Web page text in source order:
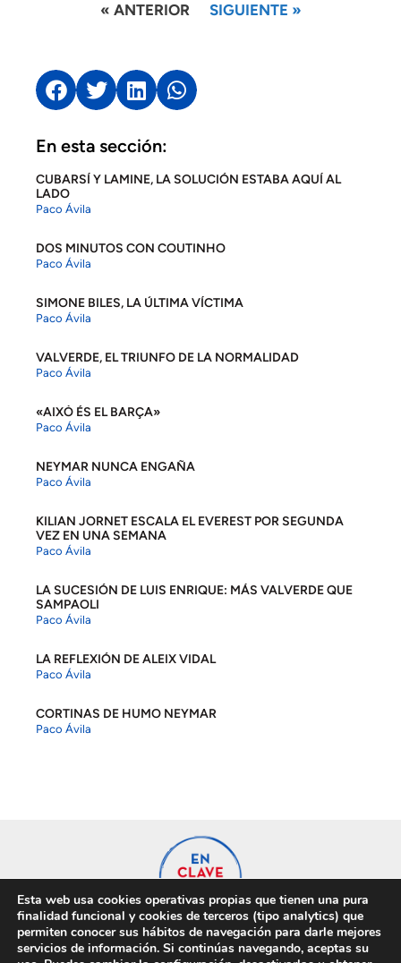
« ANTERIOR SIGUIENTE »
En esta sección:
CUBARSÍ Y LAMINE, LA SOLUCIÓN ESTABA AQUÍ AL
LADO
Paco Ávila
DOS MINUTOS CON COUTINHO
Paco Ávila
SIMONE BILES, LA ÚLTIMA VÍCTIMA
Paco Ávila
VALVERDE, EL TRIUNFO DE LA NORMALIDAD
Paco Ávila
«AIXÒ ÉS EL BARÇA»
Paco Ávila
NEYMAR NUNCA ENGAÑA
Paco Ávila
KILIAN JORNET ESCALA EL EVEREST POR SEGUNDA
VEZ EN UNA SEMANA
Paco Ávila
LA SUCESIÓN DE LUIS ENRIQUE: MÁS VALVERDE QUE
SAMPAOLI
Paco Ávila
LA REFLEXIÓN DE ALEIX VIDAL
Paco Ávila
CORTINAS DE HUMO NEYMAR
Paco Ávila
Esta web usa cookies operativas propias que tienen una pura
finalidad funcional y cookies de terceros (tipo analytics) que
permiten conocer sus hábitos de navegación para darle mejores
servicios de información. Si continúas navegando, aceptas su